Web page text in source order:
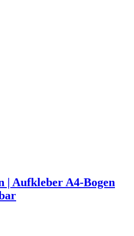
| Aufkleber A4-Bogen